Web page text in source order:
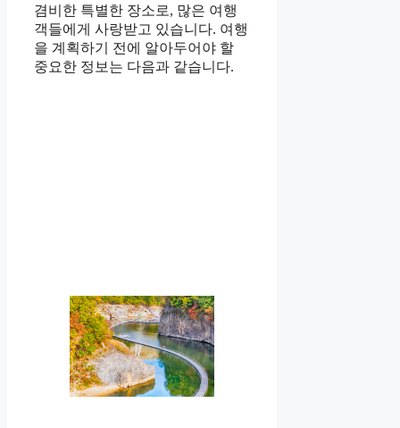
겸비한 특별한 장소로, 많은 여행
객들에게 사랑받고 있습니다. 여행
을 계획하기 전에 알아두어야 할
중요한 정보는 다음과 같습니다.